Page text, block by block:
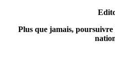
Plus que jamais, poursuivre